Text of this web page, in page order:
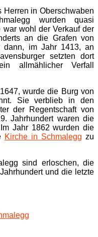
Herren in Oberschwaben
wurden quasi
war wohl der Verkauf der
an die Grafen von
dann, im Jahr 1413, an
setzten dort
allmählicher Verfall
wurde die Burg von
Sie verblieb in den
der Regentschaft von
Jahrhundert waren die
Jahr 1862 wurden die
Kirche in Schmalegg zu
sind erloschen, die
und die letzte